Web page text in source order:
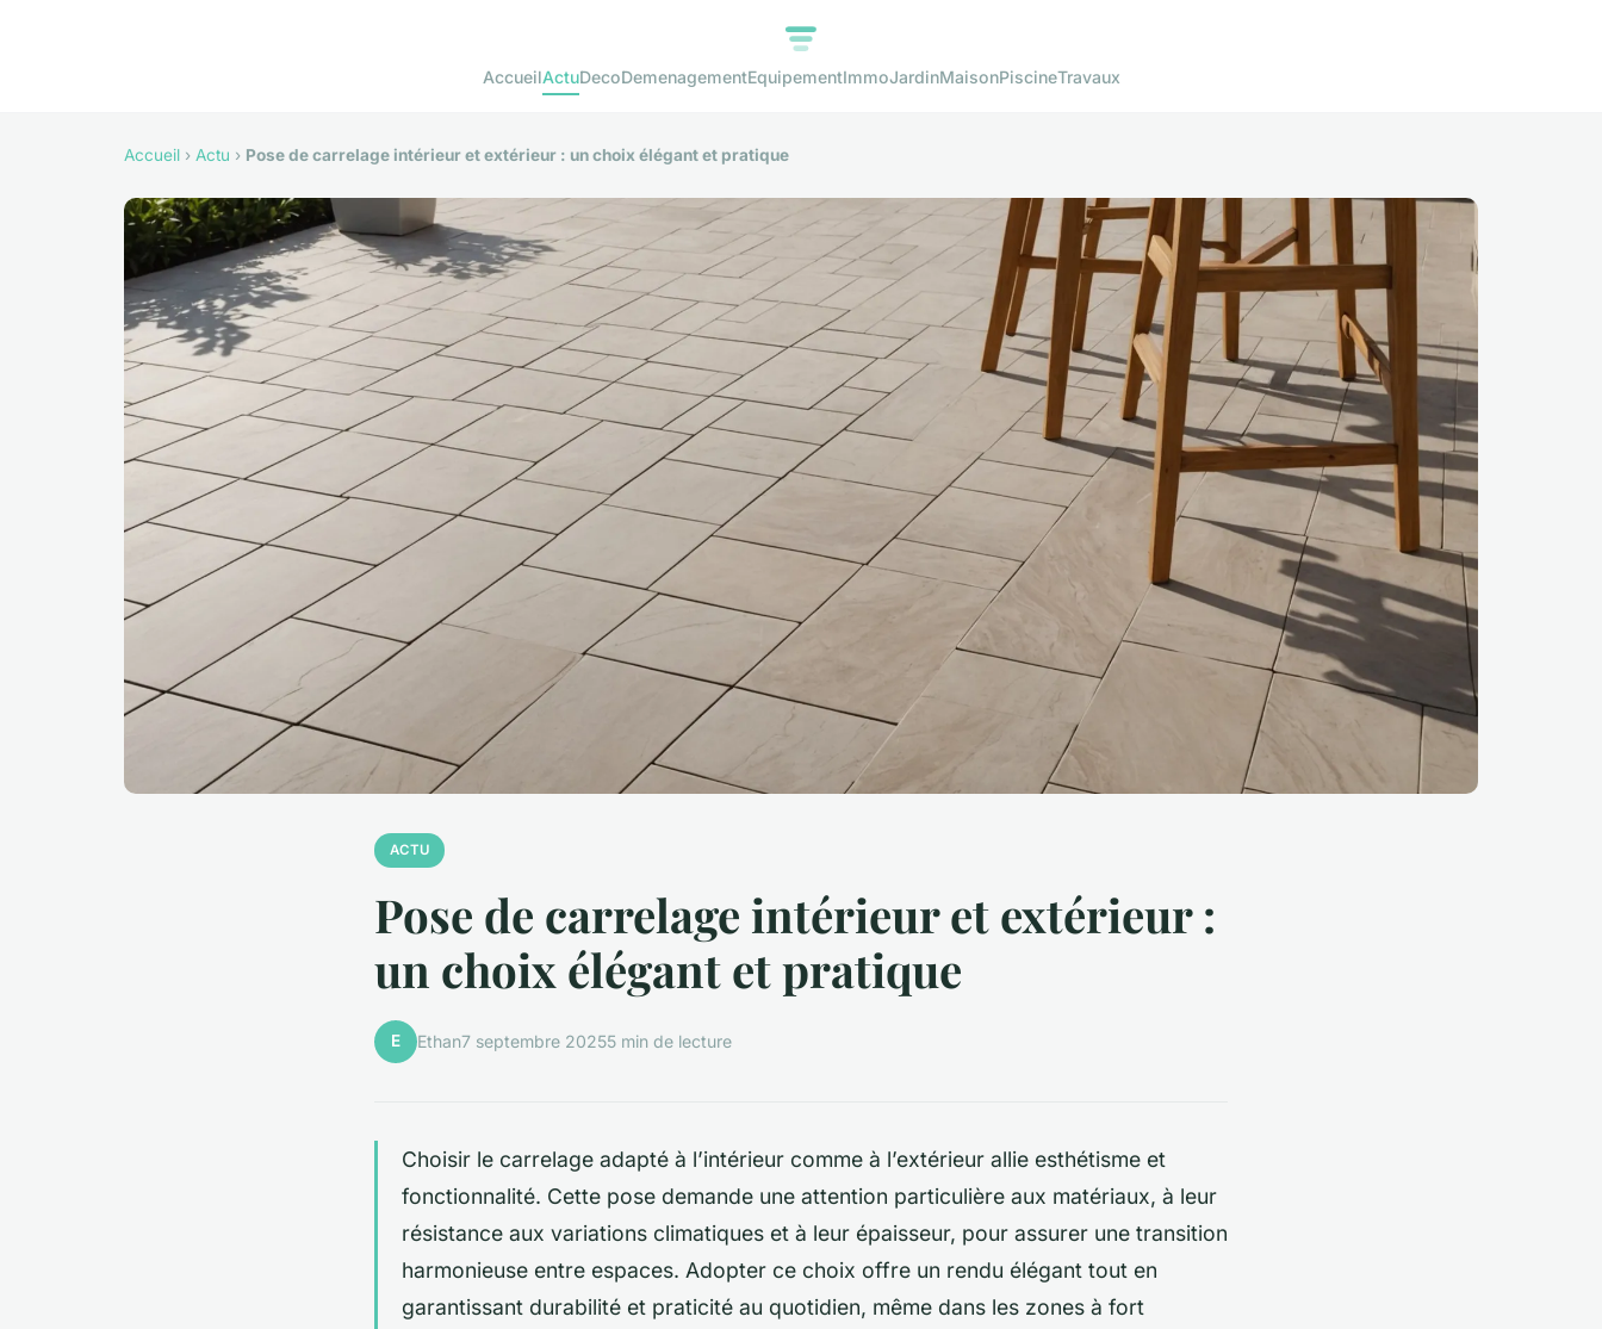
AccueilActuDecoDemenagementEquipementImmoJardinMaisonPiscineTravaux
Accueil › Actu › Pose de carrelage intérieur et extérieur : un choix élégant et pratique
ACTU
Pose de carrelage intérieur et extérieur :
un choix élégant et pratique
E Ethan7 septembre 20255 min de lecture
Choisir le carrelage adapté à l’intérieur comme à l’extérieur allie esthétisme et
fonctionnalité. Cette pose demande une attention particulière aux matériaux, à leur
résistance aux variations climatiques et à leur épaisseur, pour assurer une transition
harmonieuse entre espaces. Adopter ce choix offre un rendu élégant tout en
garantissant durabilité et praticité au quotidien, même dans les zones à fort